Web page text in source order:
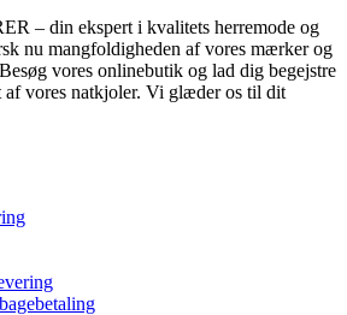
– din ekspert i kvalitets herremode og
nu mangfoldigheden af vores mærker og
vores onlinebutik og lad dig begejstre
af vores natkjoler. Vi glæder os til dit